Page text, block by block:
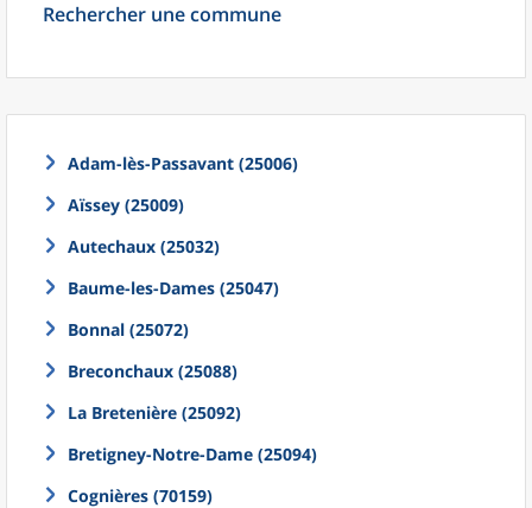
Rechercher une commune
Adam-lès-Passavant (25006)
Aïssey (25009)
Autechaux (25032)
Baume-les-Dames (25047)
Bonnal (25072)
Breconchaux (25088)
La Bretenière (25092)
Bretigney-Notre-Dame (25094)
Cognières (70159)